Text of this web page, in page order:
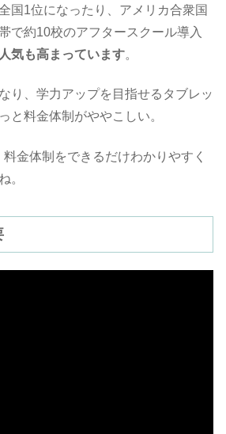
国1位になったり、アメリカ合衆国
で約10校のアフタースクール導入
気も高まっています。
り、学力アップを目指せるタブレッ
と料金体制がややこしい。
金体制をできるだけわかりやすく
。